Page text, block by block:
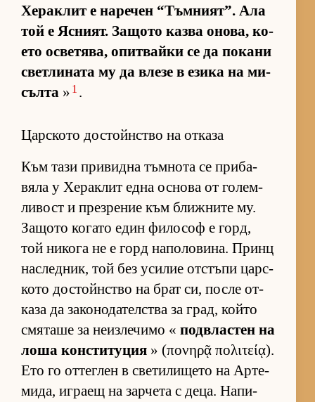
Хе­рак­лит е на­ре­чен “Тъм­ни­ят”. Ала
той е Яс­ни­ят. За­щото казва оно­ва, ко­
ето ос­ве­тя­ва, опит­вайки се да по­кани
свет­ли­ната му да влезе в езика на ми­
сълта » 1 .
Царското достойнство на отказа
Към тази при­видна тъм­нота се при­ба­
вяла у Хе­рак­лит една ос­нова от го­лем­
ли­вост и през­ре­ние към ближ­ните му.
За­щото ко­гато един фи­ло­соф е горд,
той ни­кога не е горд на­по­ло­ви­на. Принц
нас­лед­ник, той без уси­лие от­с­тъпи цар­с­
кото дос­тойн­с­тво на брат си, после от­
каза да за­ко­но­да­тел­с­тва за град, който
смя­таше за не­из­ле­чимо « под­в­лас­тен на
лоша кон­с­ти­ту­ция » (πονηρᾷ πολιτείᾳ).
Ето го от­тег­лен в све­ти­ли­щето на Ар­те­
ми­да, иг­раещ на зар­чета с де­ца. На­пи­